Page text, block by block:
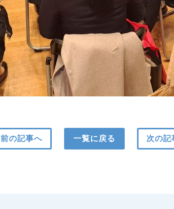
前の記事へ 一覧に戻る 次の記